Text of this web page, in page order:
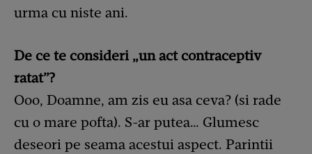
urma cu niste ani.
De ce te consideri „un act contraceptiv
ratat”?
Ooo, Doamne, am zis eu asa ceva? (si rade
cu o mare pofta). S-ar putea… Glumesc
deseori pe seama acestui aspect. Parintii